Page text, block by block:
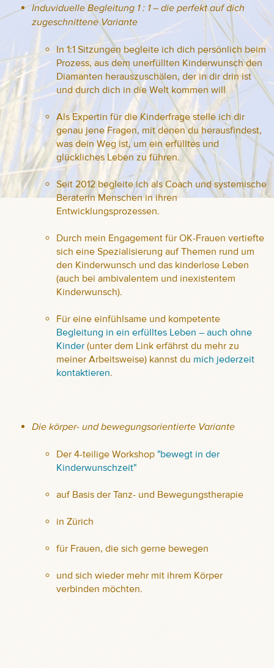
Induviduelle Begleitung 1 : 1 – die perfekt auf dich
zugeschnittene Variante
In 1:1 Sitzungen begleite ich dich persönlich beim
Prozess, aus dem unerfüllten Kinderwunsch den
Diamanten herauszuschälen, der in dir drin ist
und durch dich in die Welt kommen will
Als Expertin für die Kinderfrage stelle ich dir
genau jene Fragen, mit denen du herausfindest,
was dein Weg ist, um ein erfülltes und
glückliches Leben zu führen.
Seit 2012 begleite ich als Coach und systemische
Beraterin Menschen in ihren
Entwicklungsprozessen.
Durch mein Engagement für OK-Frauen vertiefte
sich eine Spezialisierung auf Themen rund um
den Kinderwunsch und das kinderlose Leben
(auch bei ambivalentem und inexistentem
Kinderwunsch).
Für eine einfühlsame und kompetente
Begleitung in ein erfülltes Leben – auch ohne
Kinder (unter dem Link erfährst du mehr zu
meiner Arbeitsweise) kannst du mich jederzeit
kontaktieren.
Die körper- und bewegungsorientierte Variante
Der 4-teilige Workshop "bewegt in der
Kinderwunschzeit"
auf Basis der Tanz- und Bewegungstherapie
in Zürich
für Frauen, die sich gerne bewegen
und sich wieder mehr mit ihrem Körper
verbinden möchten.